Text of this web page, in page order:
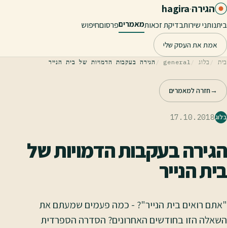
דלג לתוכן הראשי
הגירה·
hagira
ביתנותני שירותבדיקת זכאותמאמריםפרסוםחיפוש
אמת את העסק שלי
בית בלוג general הגירה בעקבות הדמויות של בית הנייר
→חזרה למאמרים
בלוג17.10.2018
הגירה בעקבות הדמויות של
בית הנייר
"אתם רואים בית הנייר"? - כמה פעמים שמעתם את
השאלה הזו בחודשים האחרונים? הסדרה הספרדית